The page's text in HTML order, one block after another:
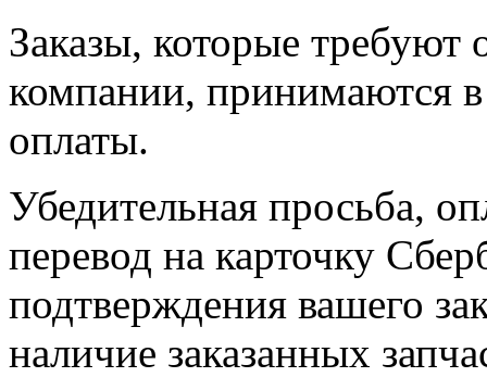
Заказы, которые требуют
компании, принимаются
оплаты.
Убедительная просьба,
перевод на карточку
подтверждения вашего
наличие заказанных